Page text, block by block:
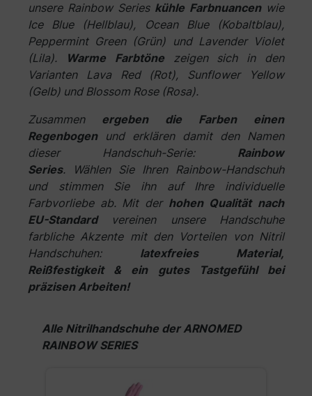
unsere Rainbow Series kühle Farbnuancen wie
Ice Blue (Hellblau), Ocean Blue (Kobaltblau),
Peppermint Green (Grün) und Lavender Violet
(Lila).
Warme Farbtönezeigen sich in den
Varianten Lava Red (Rot), Sunflower Yellow
(Gelb) und Blossom Rose (Rosa).
Zusammen ergeben die Farben einen
Regenbogenund erklären damit den Namen
dieser Handschuh-Serie: Rainbow
Series.
Wählen Sie Ihren Rainbow-Handschuh
und stimmen Sie ihn auf Ihre individuelle
Farbvorliebe ab. Mit der hohen Qualität nach
EU-Standardvereinen unsere Handschuhe
farbliche Akzente mit den Vorteilen von Nitril
Handschuhen: latexfreies Material,
Reißfestigkeit & ein gutes Tastgefühl bei
präzisen Arbeiten!
Produktgalerie überspringen
Alle Nitrilhandschuhe der ARNOMED
RAINBOW SERIES